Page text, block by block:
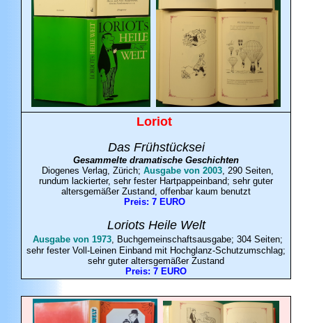
Loriot
Das Frühstücksei
Gesammelte dramatische Geschichten
Diogenes Verlag, Zürich; Ausgabe von 2003, 290 Seiten,
rundum lackierter, sehr fester Hartpappeinband; sehr guter
altersgemäßer Zustand, offenbar kaum benutzt
Preis: 7 EURO
Loriots Heile Welt
Ausgabe von 1973, Buchgemeinschaftsausgabe; 304 Seiten;
sehr fester Voll-Leinen Einband mit Hochglanz-Schutzumschlag;
sehr guter altersgemäßer Zustand
Preis: 7 EURO